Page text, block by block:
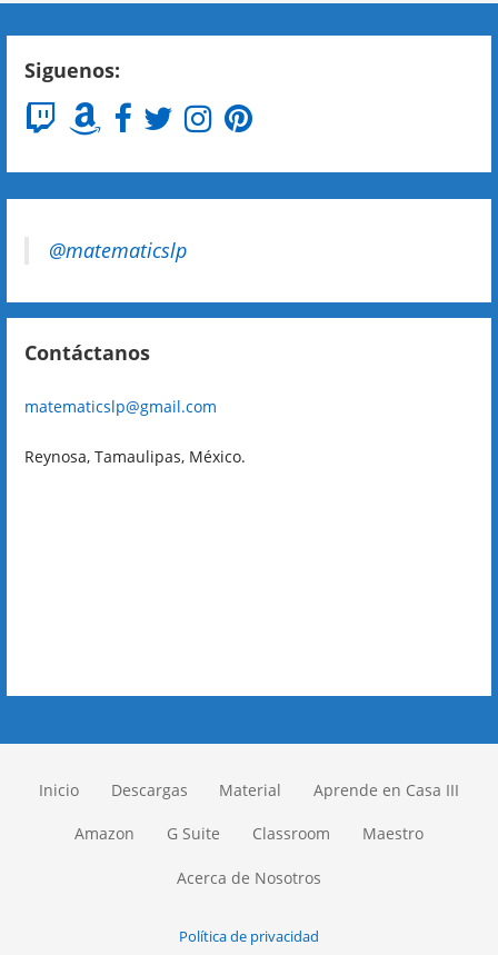
Siguenos:
@matematicslp
Contáctanos
matematicslp@gmail.com
Reynosa, Tamaulipas, México.
Inicio Descargas Material Aprende en Casa III
Amazon G Suite Classroom Maestro
Acerca de Nosotros
Política de privacidad